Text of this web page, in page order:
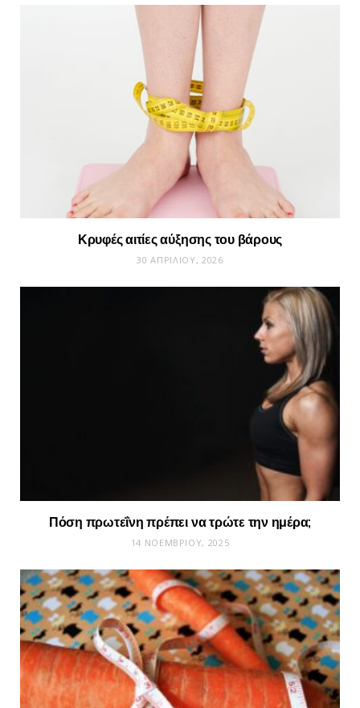
Κρυφές αιτίες αύξησης του βάρους
30 ΑΠΡΙΛΊΟΥ, 2026
Πόση πρωτεΐνη πρέπει να τρώτε την ημέρα;
14 ΝΟΕΜΒΡΊΟΥ, 2025